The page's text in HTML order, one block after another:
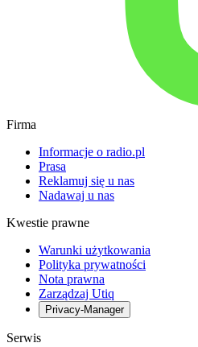
Firma
Informacje o radio.pl
Prasa
Reklamuj się u nas
Nadawaj u nas
Kwestie prawne
Warunki użytkowania
Polityka prywatności
Nota prawna
Zarządzaj Utiq
Privacy-Manager
Serwis